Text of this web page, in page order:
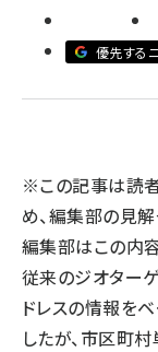
meo
llmo
優先する
※この記事は読
め、編集部の見
編集部はこの内
従来のジオターゲ
ドレスの情報を
したが、市区町